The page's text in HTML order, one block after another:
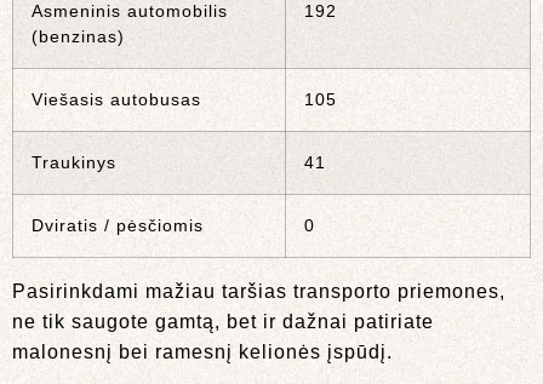
Asmeninis automobilis
(benzinas)
192
Viešasis autobusas 105
Traukinys 41
Dviratis / pėsčiomis 0
Pasirinkdami mažiau taršias transporto priemones,
ne tik saugote gamtą, bet ir dažnai patiriate
malonesnį bei ramesnį kelionės įspūdį.